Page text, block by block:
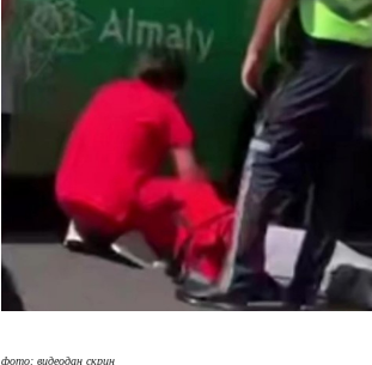
фото: видеодан скрин